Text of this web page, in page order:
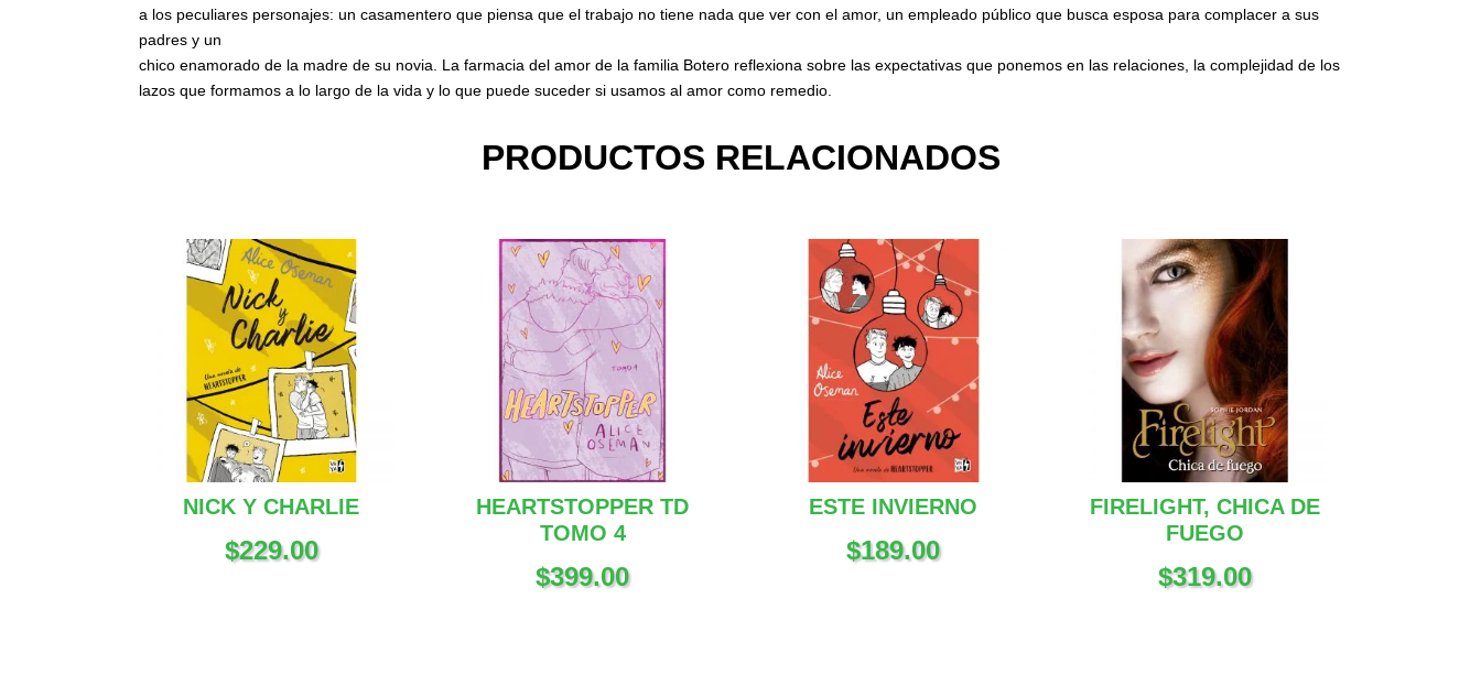
a los peculiares personajes: un casamentero que piensa que el trabajo no tiene nada que ver con el amor, un empleado público que busca esposa para complacer a sus
padres y un
chico enamorado de la madre de su novia. La farmacia del amor de la familia Botero reflexiona sobre las expectativas que ponemos en las relaciones, la complejidad de los
lazos que formamos a lo largo de la vida y lo que puede suceder si usamos al amor como remedio.
PRODUCTOS RELACIONADOS
NICK Y CHARLIE
$229.00
HEARTSTOPPER TD
TOMO 4
$399.00
ESTE INVIERNO
$189.00
FIRELIGHT, CHICA DE
FUEGO
$319.00